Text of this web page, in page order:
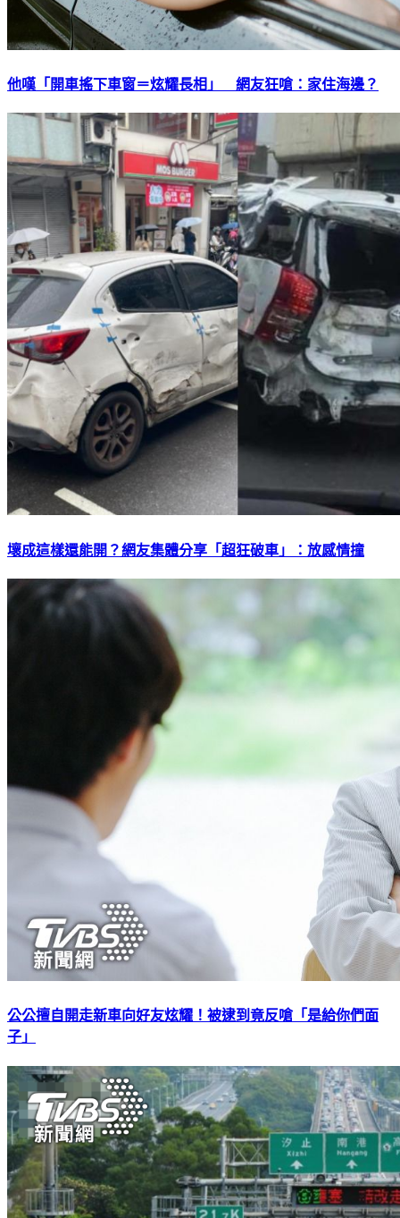
他嘆「開車搖下車窗＝炫耀長相」 網友狂嗆：家住海邊？
壞成這樣還能開？網友集體分享「超狂破車」：放感情撞
公公擅自開走新車向好友炫耀！被逮到竟反嗆「是給你們面
子」